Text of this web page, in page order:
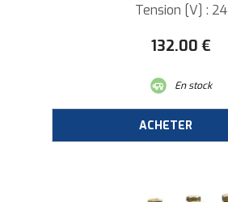
Tension [V] : 24
132.00 €
En stock